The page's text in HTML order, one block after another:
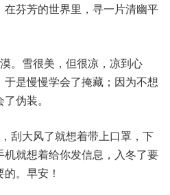
芬芳的世界里，寻一片清幽平
。雪很美，但很凉，凉到心
是慢慢学会了掩藏；因为不想
伪装。
刮大风了就想着带上口罩，下
就想着给你发信息，入冬了要
。早安！